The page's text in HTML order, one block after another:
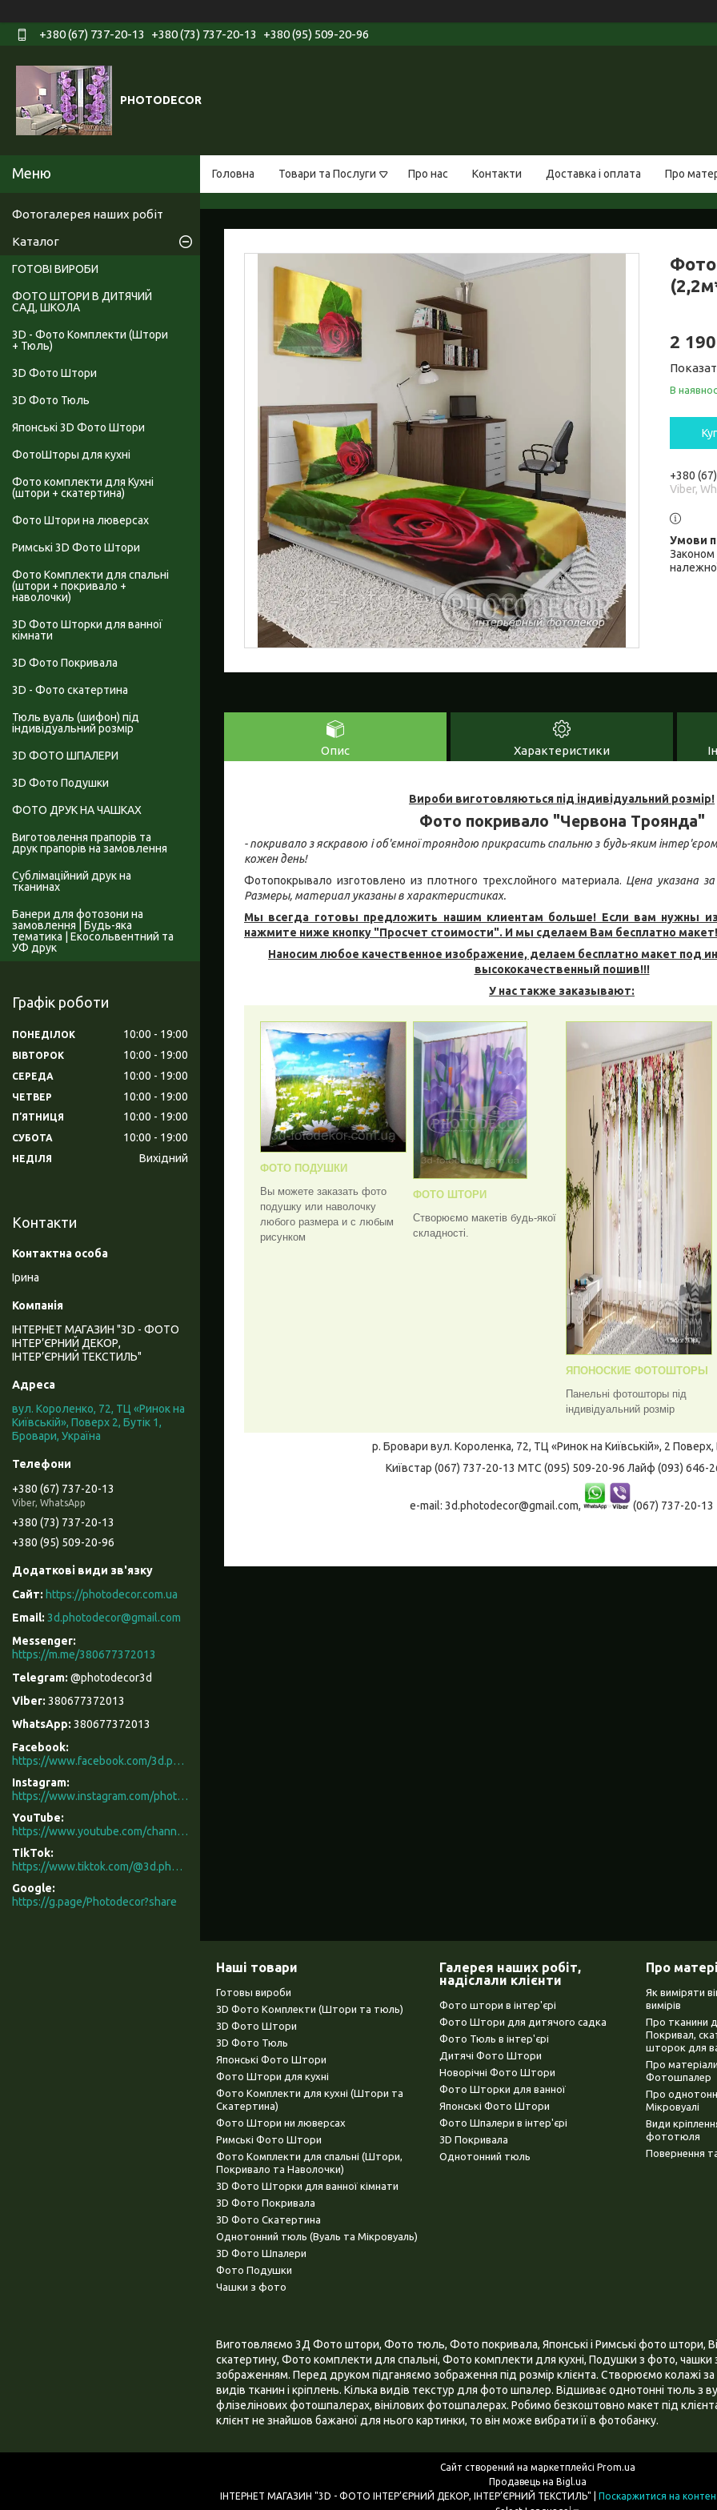
+380 (67) 737-20-13 +380 (73) 737-20-13 +380 (95) 509-20-96
PHOTODECOR
Головна Товари та Послуги Про нас Контакти Доставка і оплата Про
2
В
+380
Viber,
Законом
Опис Характеристики
Вироби виготовляються під індивідуальний розмір!
Фото покривало "Червона Троянда"
- покривало з яскравою і об'ємної трояндою прикрасить спальню з будь-яким
кожен день!
Фотопокрывало изготовлено из плотного трехслойного материала. Цена указана
Размеры, материал указаны в характеристиках.
Мы всегда готовы предложить нашим клиентам больше! Если вам нужны
нажмите ниже кнопку "Просчет стоимости". И мы сделаем Вам бесплатно макет!
Наносим любое качественное изображение, делаем бесплатно макет под
высококачественный пошив!!!
У нас также заказывают:
ФОТО ПОДУШКИ
Вы можете заказать фото
подушку или наволочку
любого размера и с любым
рисунком
ФОТО ШТОРИ
Створюємо макетів будь-якої
складності.
ЯПОНОСКИЕ ФОТОШТОРЫ
Панельні фотошторы під
індивідуальний розмір
р. Бровари вул. Короленка, 72, ТЦ «Ринок на Київській», 2 Поверх,
Київстар (067) 737-20-13 МТС (095) 509-20-96 Лайф (093) 646-
e-mail: 3d.photodecor@gmail.com, (067) 737-20-13
Фотогалерея наших робіт
Каталог
ГОТОВІ ВИРОБИ
ФОТО ШТОРИ В ДИТЯЧИЙ
САД, ШКОЛА
3D - Фото Комплекти (Штори
+ Тюль)
3D Фото Штори
3D Фото Тюль
Японські 3D Фото Штори
ФотоШторы для кухні
Фото комплекти для Кухні
(штори + скатертина)
Фото Штори на люверсах
Римські 3D Фото Штори
Фото Комплекти для спальні
(штори + покривало +
наволочки)
3D Фото Шторки для ванної
кімнати
3D Фото Покривала
3D - Фото скатертина
Тюль вуаль (шифон) під
індивідуальний розмір
3D ФОТО ШПАЛЕРИ
3D Фото Подушки
ФОТО ДРУК НА ЧАШКАХ
Виготовлення прапорів та
друк прапорів на замовлення
Сублімаційний друк на
тканинах
Банери для фотозони на
замовлення | Будь-яка
тематика | Екосольвентний та
УФ друк
Графік роботи
ПОНЕДІЛОК 10:00 19:00
ВІВТОРОК 10:00 19:00
СЕРЕДА 10:00 19:00
ЧЕТВЕР 10:00 19:00
ПʼЯТНИЦЯ 10:00 19:00
СУБОТА 10:00 19:00
НЕДІЛЯ Вихідний
Контакти
Ірина
ІНТЕРНЕТ МАГАЗИН "3D - ФОТО
ІНТЕР’ЄРНИЙ ДЕКОР,
ІНТЕР’ЄРНИЙ ТЕКСТИЛЬ"
вул. Короленко, 72, ТЦ «Ринок на
Київській», Поверх 2, Бутік 1,
Бровари, Україна
+380 (67) 737-20-13
Viber, WhatsApp
+380 (73) 737-20-13
+380 (95) 509-20-96
https://photodecor.com.ua
3d.photodecor@gmail.com
https://m.me/380677372013
@photodecor3d
380677372013
380677372013
Facebook
https://www.facebook.com/3d.photodecor/
Instagram
https://www.instagram.com/photodecor.com.ua/
YouTube
https://www.youtube.com/channel/UCXCUerfqRY1Pw7-IptdbqyA/videos
TikTok
https://www.tiktok.com/@3d.photodecor?is_from_webapp=1&sender_device=pc
Google
https://g.page/Photodecor?share
Наші товари
Готовы вироби
3D Фото Комплекти (Штори та тюль)
3D Фото Штори
3D Фото Тюль
Японські Фото Штори
Фото Штори для кухні
Фото Комплекти для кухні (Штори та
Скатертина)
Фото Штори ни люверсах
Римські Фото Штори
Фото Комплекти для спальні (Штори,
Покривало та Наволочки)
3D Фото Шторки для ванної кімнати
3D Фото Покривала
3D Фото Скатертина
Однотонний тюль (Вуаль та Мікровуаль)
3D Фото Шпалери
Фото Подушки
Чашки з фото
Галерея наших робіт,
надіслали клієнти
Фото штори в інтер'єрі
Фото Штори для дитячого садка
Фото Тюль в інтер'єрі
Дитячі Фото Штори
Новорічні Фото Штори
Фото Шторки для ванної
Японські Фото Штори
Фото Шпалери в інтер'єрі
3D Покривала
Однотонний тюль
Про
Як виміряти
вимірів
Про тканини
Покривал,
шторок для
Про
Фотошпалер
Про
Мікровуалі
Види
фототюля
Повернення
Виготовляємо 3Д Фото штори, Фото тюль, Фото покривала, Японські і Римські фото штори,
скатертину, Фото комплекти для спальні, Фото комплекти для кухні, Подушки з фото, чашки
зображенням. Перед друком підганяємо зображення під розмір клієнта. Створюємо колажі
видів тканин і кріплень. Кілька видів текстур для фото шпалер. Відшиває однотонні тюль з
флізелінових фотошпалерах, вінілових фотошпалерах. Робимо безкоштовно макет під
клієнт не знайшов бажаної для нього картинки, то він може вибрати її в фотобанку.
Сайт створений на маркетплейсі Prom.ua
Продавець на Bigl.ua
Поскаржитися на